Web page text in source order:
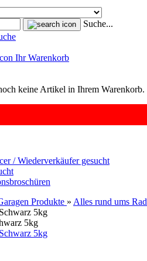
Suche...
Ihr Warenkorb
keine Artikel in Ihrem Warenkorb.
/ Wiederverkäufer gesucht
Produkte » Alles rund ums Rad
5kg